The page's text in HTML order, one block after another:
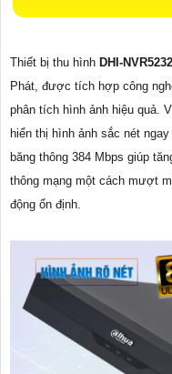
Thiết bị thu hình DHI-
Phát, được tích hợp công
phân tích hình ảnh hiệu quả.
hiển thị hình ảnh sắc nét
băng thông 384 Mbps giúp
thông mạng một cách mượt
động ổn định.